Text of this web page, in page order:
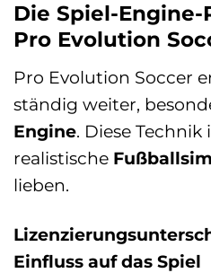
Die Spiel-
Pro Evolution
Pro Evolution Soccer
ständig weiter,
Engine. Diese
realistische
lieben.
Einfluss auf das Spiel